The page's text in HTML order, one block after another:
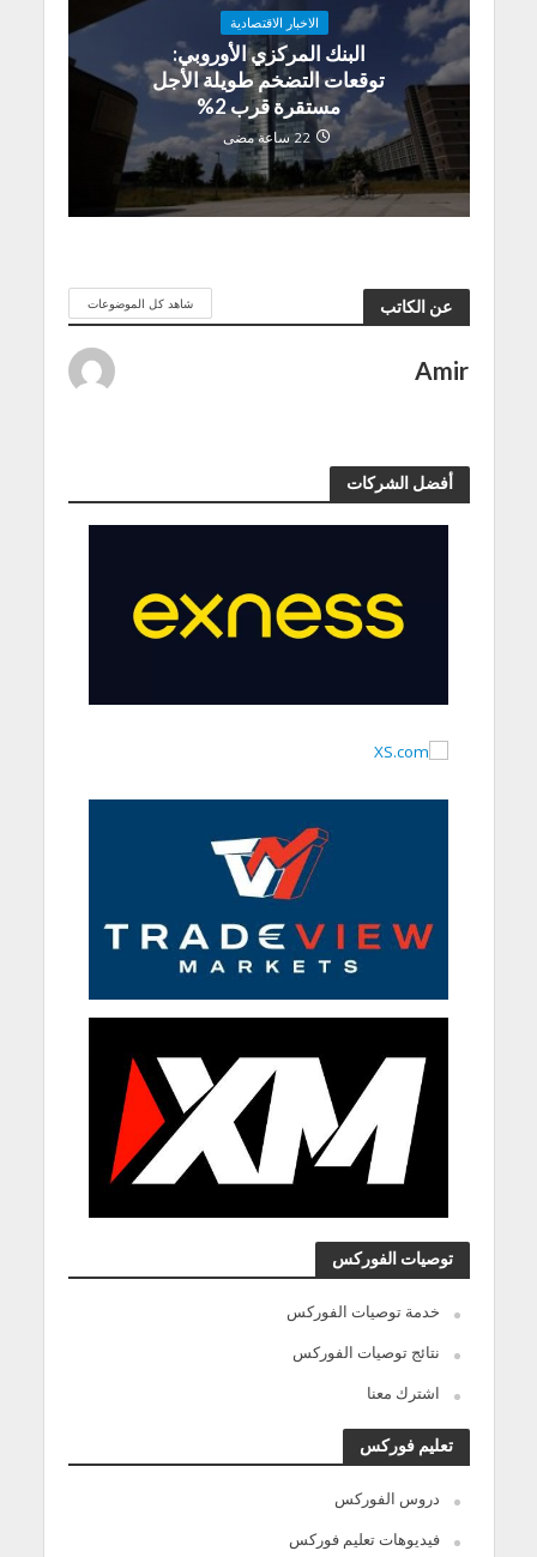
الاخبار الاقتصادية
البنك المركزي الأوروبي:
توقعات التضخم طويلة الأجل
مستقرة قرب 2%
22 ساعة مضى
عن الكاتب شاهد كل الموضوعات
Amir
أفضل الشركات
توصيات الفوركس
خدمة توصيات الفوركس
نتائج توصيات الفوركس
اشترك معنا
تعليم فوركس
دروس الفوركس
فيديوهات تعليم فوركس